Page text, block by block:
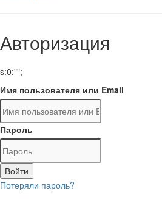
Авторизация
s:0:"";
Имя пользователя или Email
Пароль
Войти
Потеряли пароль?